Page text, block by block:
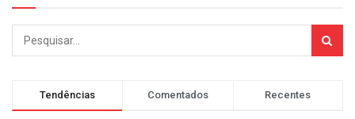
Tendências Comentados Recentes